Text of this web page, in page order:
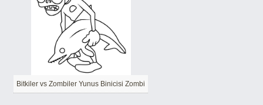
Bitkiler vs Zombiler Yunus Binicisi Zombi